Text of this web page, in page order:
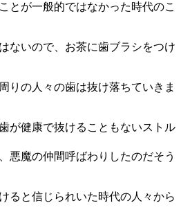
とが一般的ではなかった時代のこ
ないので、お茶に歯ブラシをつけ
りの人々の歯は抜け落ちていきま
が健康で抜けることもないストル
悪魔の仲間呼ばわりしたのだそう
ると信じられいた時代の人々から